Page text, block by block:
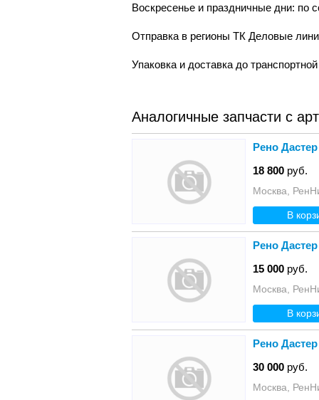
Воскресенье и праздничные дни: по
Отправка в регионы ТК Деловые
Упаковка и доставка до
Аналогичные запчасти с
Рено
18 800 руб.
Москва,
В
Рено
15 000 руб.
Москва,
В
Рено
30 000 руб.
Москва,